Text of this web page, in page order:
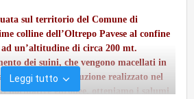
sul territorio del Comune di
colline dell’Oltrepo Pavese al confine
un’altitudine di circa 200 mt.
dei suini, che vengono macellati in
di nuova costruzione realizzato nel
normative europee, otteniamo i salumi
Leggi tutto